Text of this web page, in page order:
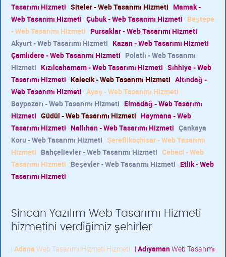
Tasarımı Hizmeti Siteler - Web Tasarımı Hizmeti Mamak -
Web Tasarımı Hizmeti Çubuk - Web Tasarımı Hizmeti Beştepe
- Web Tasarımı Hizmeti Pursaklar - Web Tasarımı Hizmeti
Akyurt - Web Tasarımı Hizmeti Kazan - Web Tasarımı Hizmeti
Çamlıdere - Web Tasarımı Hizmeti Polatlı - Web Tasarımı
Hizmeti Kızılcahamam - Web Tasarımı Hizmeti Sıhhiye - Web
Tasarımı Hizmeti Kalecik - Web Tasarımı Hizmeti Altındağ -
Web Tasarımı Hizmeti Ayaş - Web Tasarımı Hizmeti
Baypazarı - Web Tasarımı Hizmeti Elmadağ - Web Tasarımı
Hizmeti Güdül - Web Tasarımı Hizmeti Haymana - Web
Tasarımı Hizmeti Nallıhan - Web Tasarımı Hizmeti Çankaya
Koru - Web Tasarımı Hizmeti Şereflikoçhisar - Web Tasarımı
Hizmeti Bahçelievler - Web Tasarımı Hizmeti Cebeci - Web
Tasarımı Hizmeti Beşevler - Web Tasarımı Hizmeti Etlik - Web
Tasarımı Hizmeti
Sincan Yazılım Web Tasarımı Hizmeti
hizmetini verdiğimiz şehirler
| Adana Web Tasarımı Hizmeti Hizmeti | AdıyamanWeb Tasarımı